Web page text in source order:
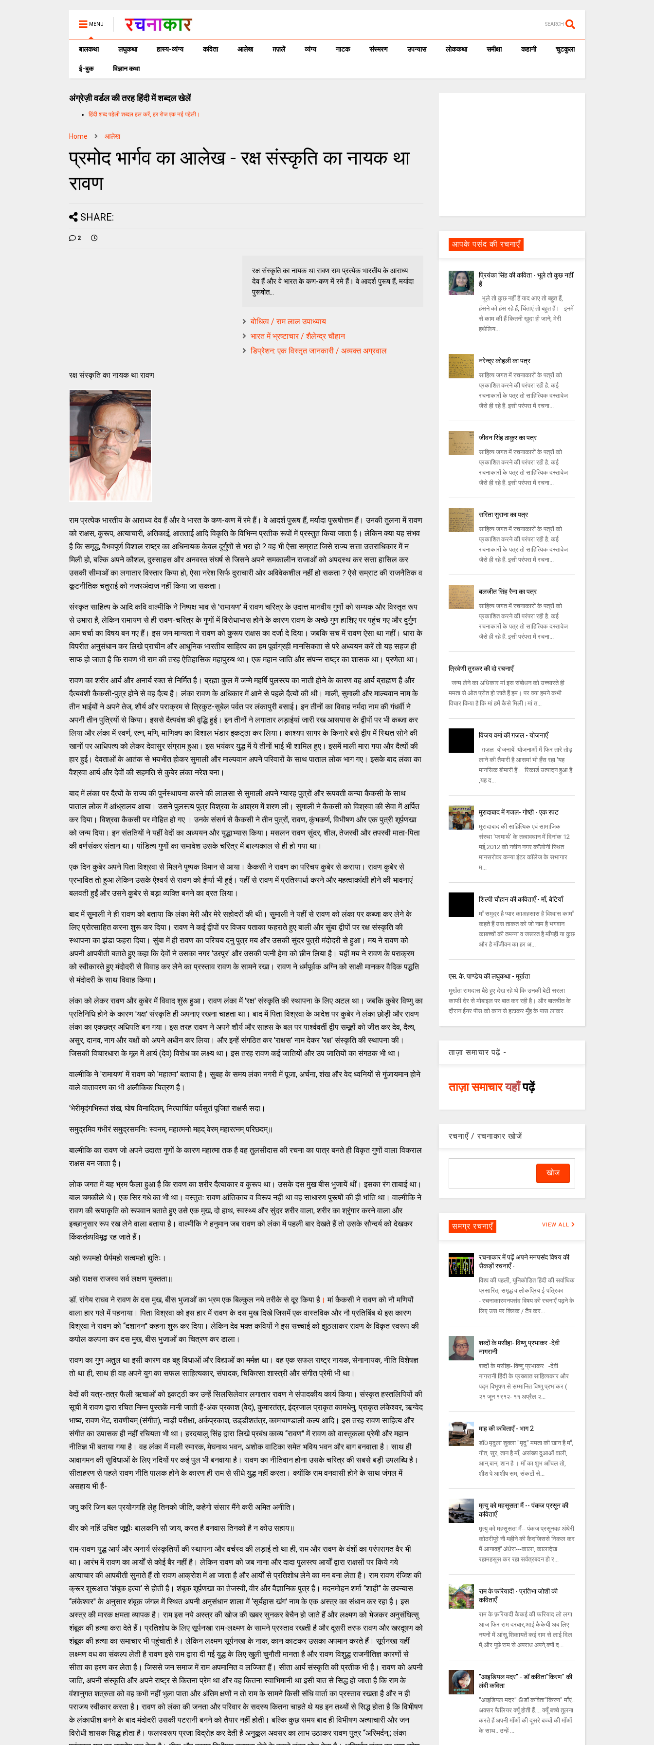
MENU SEARCH
बालकथा लघुकथा हास्य-व्यंग्य कविता आलेख ग़ज़लें व्यंग्य नाटक संस्मरण उपन्यास लोककथा समीक्षा कहानी चुटकुला
ई-बुक विज्ञान कथा
अंग्रेज़ी वर्डल की तरह हिंदी में शब्दल खेलें
हिंदी शब्द पहेली शब्दल हल करें, हर रोज एक नई पहेली।
Home आलेख
प्रमोद भार्गव का आलेख - रक्ष संस्‍कृति का नायक था
रावण
SHARE:
2
रक्ष संस्‍कृति का नायक था रावण राम प्रत्‍येक भारतीय के आराध्‍य
देव हैं और वे भारत के कण-कण में रमे हैं। वे आदर्श पुरूष हैं, मर्यादा
पुरूषोत...
बोधित्व / राम लाल उपाध्याय
भारत में भ्रष्टाचार / शैलेन्द्र चौहान
डिप्रेशन: एक विस्तृत जानकारी / अव्यक्त अग्रवाल
रक्ष संस्‍कृति का नायक था रावण
राम प्रत्‍येक भारतीय के आराध्‍य देव हैं और वे भारत के कण-कण में रमे हैं। वे आदर्श पुरूष हैं, मर्यादा पुरूषोत्तम हैं। उनकी तुलना में रावण
को राक्षस, कुरूप, अत्‍याचारी, अतिकाई, आतताई आदि विकृति के विभिन्‍न प्रतीक रूपों में प्रस्‍तुत किया जाता है। लेकिन क्‍या यह संभव
है कि समृद्ध, वैभवपूर्ण विशाल राष्‍ट्र का अधिनायक केवल दुर्गुणों से भरा हो ? वह भी ऐसा सम्राट जिसे राज्‍य सत्ता उत्तराधिकार में न
मिली हो, बल्‍कि अपने कौशल, दुस्‍साहस और अनवरत संघर्ष से जिसने अपने समकालीन राजाओं को अपदस्‍थ कर सत्ता हासिल कर
उसकी सीमाओं का लगातार विस्‍तार किया हो, ऐसा नरेश सिर्फ दुराचारी ओर अविवेकशील नहीं हो सकता ? ऐसे सम्राट की राजनैतिक व
कूटनीतिक चतुराई को नजरअंदाज नहीं किया जा सकता।
संस्‍कृत साहित्‍य के आदि कवि वाल्‍मीकि ने निष्‍पक्ष भाव से 'रामायण' में रावण चरित्र के उदात्त मानवीय गुणों को सम्‍यक और विस्‍तृत रूप
से उभारा है, लेकिन रामायण से ही रावण-चरित्र के गुणों में विरोधाभास होने के कारण रावण के अच्‍छे गुण हाशिए पर पहुंच गए और दुर्गुण
आम चर्चा का विषय बन गए हैं। इस जन मान्‍यता ने रावण को कुरूप राक्षस का दर्जा दे दिया। जबकि सच में रावण ऐसा था नहीं। धारा के
विपरीत अनुसंधान कर लिखे प्राचीन और आधुनिक भारतीय साहित्‍य का हम पूर्वाग्रही मानसिकता से परे अध्‍ययन करें तो यह सहज ही
साफ हो जाता है कि रावण भी राम की तरह ऐतिहासिक महापुरुष था। एक महान जाति और संपन्‍न राष्‍ट्र का शासक था। प्रणेता था।
रावण का शरीर आर्य और अनार्य रक्‍त से निर्मित है। ब्रह्मा कुल में जन्‍मे महर्षि पुलस्‍त्‍य का नाती होने के कारण वह आर्य ब्राह्मण है और
दैत्‍यवंशी कैकसी-पुत्र होने से वह दैत्‍य है। लंका रावण के अधिकार में आने से पहले दैत्‍यों की थी। माली, सुमाली और माल्‍यवान नाम के
तीन भाईयों ने अपने तेज, शौर्य और पराक्रम से त्रिकुट-सुबेल पर्वत पर लंकापुरी बसाई। इन तीनों का विवाह नर्मदा नाम की गंधर्वी ने
अपनी तीन पुत्रियों से किया। इससे दैत्‍यवंश की वृद्धि हुई। इन तीनों ने लगातार लड़ाईयां जारी रख आसपास के द्वीपों पर भी कब्‍जा कर
लिया और लंका में स्‍वर्ण, रत्‍न, मणि, माणिक्‍य का विशाल भंडार इकट्‌ठा कर लिया। काश्‍यप सागर के किनारे बसे द्वीप में स्‍थित सोने की
खानों पर आधिपत्‍य को लेकर देवासुर संग्राम हुआ। इस भयंकर युद्ध में ये तीनों भाई भी शामिल हुए। इसमें माली मारा गया और दैत्‍यों की
हार हुई। देवताओं के आतंक से भयभीत होकर सुमाली और माल्‍यवान अपने परिवारों के साथ पाताल लोक भाग गए। इसके बाद लंका का
वैश्रवा आर्य और देवों की सहमति से कुबेर लंका नरेश बना।
बाद में लंका पर दैत्‍यों के राज्‍य की पुर्नस्‍थापना करने की लालसा से सुमाली अपने ग्‍यारह पुत्रों और रूपवती कन्‍या कैकसी के साथ
पाताल लोक में आंध्रालय आया। उसने पुलस्‍त्‍य पुत्र विश्रवा के आश्रम में शरण ली। सुमाली ने कैकसी को विश्रवा की सेवा में अर्पित
कर दिया। विश्रवा कैकसी पर मोहित हो गए । उनके संसर्ग से कैकसी ने तीन पुत्रों, रावण, कुंभकर्ण, विभीषण और एक पुत्री शूर्पणखा
को जन्‍म दिया। इन संततियों ने यहीं वेदों का अध्‍ययन और युद्धाभ्‍यास किया। मसलन रावण सुंदर, शील, तेजस्‍वी और तपस्‍वी माता-पिता
की वर्णसंकर संतान था। पांडित्‍य गुणों का समावेश उसके चरित्र में बाल्‍यकाल से ही हो गया था।
एक दिन कुबेर अपने पिता विश्रवा से मिलने पुष्‍पक विमान से आया। कैकसी ने रावण का परिचय कुबेर से कराया। रावण कुबेर से
प्रभावित तो हुआ लेकिन उसके ऐश्‍वर्य से रावण को ईर्ष्‍या भी हुई। यहीं से रावण में प्रतिस्‍पर्धा करने और महत्‍वाकांक्षी होने की भावनाएं
बलवती हुईं और उसने कुबेर से बड़ा व्‍यक्‍ति बनने का व्रत लिया।
बाद में सुमाली ने ही रावण को बताया कि लंका मेरी और मेरे सहोदरों की थी। सुमाली ने यहीं से रावण को लंका पर कब्‍जा कर लेने के
लिए प्रोत्‍साहित करना शुरू कर दिया। रावण ने कई द्वीपों पर विजय पताका फहराते हुए बाली और सुंबा द्वीपों पर रक्ष संस्‍कृति की
स्‍थापना का झंडा फहरा दिया। सुंबा में ही रावण का परिचय दनु पुत्र मय और उसकी सुंदर पुत्री मंदोदरी से हुआ। मय ने रावण को
अपनी आपबीती बताते हुए कहा कि देवों ने उसका नगर 'उरपुर' और उसकी पत्‍नी हेमा को छीन लिया है। यहीं मय ने रावण के पराक्रम
को स्‍वीकारते हुए मंदोदरी से विवाह कर लेने का प्रस्‍ताव रावण के सामने रखा। रावण ने धर्मपूर्वक अग्‍नि को साक्षी मानकर वैदिक पद्धति
से मंदोदरी के साथ विवाह किया।
लंका को लेकर रावण और कुबेर में विवाद शुरू हुआ। रावण लंका में 'रक्ष' संस्‍कृति की स्‍थापना के लिए अटल था। जबकि कुबेर विष्‍णु का
प्रतिनिधि होने के कारण 'यक्ष' संस्‍कृति ही अपनाए रखना चाहता था। बाद में पिता विश्रवा के आदेश पर कुबेर ने लंका छोड़ी और रावण
लंका का एकछत्र अधिपति बन गया। इस तरह रावण ने अपने शौर्य और साहस के बल पर पार्श्‍ववर्ती द्वीप समूहों को जीत कर देव, दैत्‍य,
असुर, दानव, नाग और यक्षों को अपने अधीन कर लिया। और इन्‍हें संगठित कर 'राक्षस' नाम देकर 'रक्ष' संस्‍कृति की स्‍थापना की।
जिसकी विचारधारा के मूल में आर्य (देव) विरोध का लक्ष्‍य था। इस तरह रावण कई जातियों और उप जातियों का संगठक भी था।
वाल्‍मीकि ने 'रामायण' में रावण को 'महात्‍मा' बताया है। सुबह के समय लंका नगरी में पूजा, अर्चना, शंख और वेद ध्‍वनियों से गुंजायमान होने
वाले वातावरण का भी अलौकिक चित्रण है।
‘भेरीमृदंगभिरूतं शंख, घोष विनादितम्‌, नित्‍यार्चित पर्वसुतं पूजितं राक्षसै सदा।
समुद्रमिव गंभीरं समुद्रसमनिः स्‍वनम्‌, महात्‍मनो महद्‌ वेरम्‌ महारत्‍नम्‌ परिछदम्‌॥
बाल्‍मीकि का रावण जो अपने उदात्‍त गुणों के कारण महात्‍मा तक है वह तुलसीदास की रचना का पात्र बनते ही विकृत गुणों वाला विकराल
राक्षस बन जाता है।
लोक जगत में यह भ्रम फैला हुआ है कि रावण का शरीर दैत्‍याकार व कुरूप था। उसके दस मुख बीस भुजायें थीं। इसका रंग ताबाई था।
बाल चमकीले थे। एक सिर गधे का भी था। वस्‍तुतः रावण आंतिकाय व विरूप नहीं था वह साधारण पुरूषों की ही भांति था। वाल्‍मीकि ने
रावण की रूपाकृति को रूपवान बताते हुए उसे एक मुख, दो हाथ, स्‍वस्‍थ्‍य और सुंदर शरीर वाला, शरीर का श्रृंगार करने वाला और
इच्‍छानुसार रूप रख लेने वाला बताया है। वाल्‍मीकि ने हनुमान जब रावण को लंका में पहली बार देखते हैं तो उसके सौन्‍दर्य को देखकर
किंकर्तव्‍यविमूढ़ रह जाते हैं।
अहो रूपमहो धैर्यमहो सत्‍वमहो द्युतिः।
अहो राक्षस राजस्‍व सर्व लक्षण युक्‍तता॥
डॉ. रांगेय राघव ने रावण के दस मुख, बीस भुजाओं का भ्रम एक बिल्‍कुल नये तरीके से दूर किया है । मां कैकसी ने रावण को नौ मणियों
वाला हार गले में पहनाया। पिता विश्रवा को इस हार में रावण के दस मुख दिखे जिसमें एक वास्‍तविक और नौ प्रतिबिंब थे इस कारण
विश्रवा ने रावण को ‘‘दशानन'' कहना शुरू कर दिया। लेकिन देव भक्‍त कवियों ने इस सच्‍चाई को झुठलाकर रावण के विकृत स्‍वरूप की
कपोल कल्‍पना कर दस मुख, बीस भुजाओं का चित्रण कर डाला।
रावण का गुण अतुल था इसी कारण वह बहु विधाओं और विद्याओं का मर्मज्ञ था। वह एक सफल राष्‍ट्र नायक, सेनानायक, नीति विशेषज्ञ
तो था ही, साथ ही वह अपने युग का सफल साहित्‍यकार, संपादक, चिकित्‍सा शास्‍त्री और संगीत प्रेमी भी था।
वेदों की यत्र-तत्र फैली ऋचाओं को इकट्‌ठी कर उन्‍हें सिलसिलेवार लगातार रावण ने संपादकीय कार्य किया। संस्‍कृत हस्‍तलिपियों की
सूची में रावण द्वारा रचित निम्‍न पुस्‍तकें मानी जाती हैं-अंक प्रकाश (वेद), कुमारतंत्र, इंद्रजाल प्राकृत कामधेनु, प्राकृत लंकेश्‍वर, ऋग्‍वेद
भाष्‍य, रावण भेंट, रावणीयम्‌ (संगीत), नाड़ी परीक्षा, अर्कप्रकाश, उड्‌डीशतंत्र, कामचाण्‍डाली कल्‍प आदि। इस तरह रावण साहित्‍य और
संगीत का उपासक ही नहीं रचियता भी था। हरदयालु सिंह द्वारा लिखे प्रबंध काव्‍य ‘‘रावण'' में रावण को वास्‍तुकला प्रेमी और महान
नीतिज्ञ भी बताया गया है। वह लंका में माली स्‍मारक, मेघनाथ भवन, अशोक वाटिका समेत भविय भवन और बाग बनवाता है। साथ ही
आवागमन की सुविधाओं के लिए नदियों पर कई पुल भी बनवाया है। रावण का नीतिवान होना उसके चरित्र की सबसे बड़ी उपलब्‍धि है।
सीताहरण से पहले रावण नीति पालक होने के कारण ही राम से सीधे युद्ध नहीं करता। क्‍योंकि राम वनवासी होने के साथ जंगल में
असहाय भी हैं-
जपु करि जिन बल प्रयोगगहि लेहु तिनको जीति, कहेगो संसार मैंने करी अमित अनीति।
वीर को नहिं उचित जूझैः बालकनि सौ जाय, करत है वनवास तिनको है न कोउ सहाय॥
राम-रावण युद्ध आर्य और अनार्य संस्‍कृतियों की स्‍थापना और वर्चस्‍व की लड़ाई तो था ही, राम और रावण के वंशों का परंपरागत वैर भी
था। आरंभ में रावण का आर्यों से कोई बैर नहीं है। लेकिन रावण को जब नाना और दादा पुलस्‍त्‍य आर्यों द्वारा राक्षसों पर किये गये
अत्‍याचार की आपबीती सुनाते हैं तो रावण आक्रोश में आ जाता है और आर्यों से प्रतिशोध लेने का मन बना लेता है। राम रावण रंजिश की
क्रूर शुरूआत ‘शंबूक हत्‍या' से होती है। शंबूक शूर्पणखा का तेजस्‍वी, वीर और वैज्ञानिक पुत्र है। मदनमोहन शर्मा ‘‘शाही'' के उपन्‍यास
‘‘लंकेश्‍वर'' के अनुसार शंबूक जंगल में स्‍थित अपनी अनुसंधान शाला में ‘सूर्यहास खंग' नाम के एक अस्‍त्र का संधान कर रहा है। इस
अस्‍त्र की मारक क्षमता व्‍यापक है। राम इस नये अस्‍त्र की खोज की खबर सुनकर बेचैन हो जाते हैं और लक्ष्‍मण को भेजकर अनुसंधित्‍सु
शंबूक की हत्‍या करा देते हैं। प्रतिशोध के लिए सूर्पनखा राम-लक्ष्‍मण के सामने प्रस्‍ताव रखती है और दूसरी तरफ रावण और खरदूषण को
शंबूक की हत्‍या का समाचार भी पहुंचाती है। लेकिन लक्ष्‍मण सूर्पनखा के नाक, कान काटकर उसका अपमान करते हैं। सूर्पनखा यहीं
लक्ष्‍मण वध का संकल्‍प लेती है रावण इसे राम द्वारा दी गई युद्ध के लिए खुली चुनौती मानता है और रावण विशुद्ध राजनीतिज्ञ कारणों से
सीता का हरण कर लेता है। जिससे जन समाज में राम अपमानित व लज्‍जित हैं। सीता आर्य संस्‍कृति की प्रतीक भी है। रावण को अपनी
जाति, अपनी संस्‍कृति और अपने राष्‍ट्र से कितना प्रेम था और वह कितना स्‍वाभिमानी था इसी बात से सिद्ध हो जाता है कि राम के
वंशानुगत शत्रुता को वह कभी नहीं भुला पाता और अंतिम क्षणों न तो राम के सामने किसी संधि वार्ता का प्रस्‍ताव रखता है और न ही
पराजय स्‍वीकार करता है। रावण को लंका की जनता और परिवार के सदस्‍य कितना चाहते थे यह इन तथ्‍यों से सिद्ध होता है कि विभीषण
के लंकाधीश बनने के बाद मंदोदरी उसकी पटरानी बनने को तैयार नहीं होती। बल्‍कि कुछ समय बाद ही विभीषण अत्‍याचारी और जन
विरोधी शासक सिद्ध होता है। फलस्‍वरूप प्रजा विद्रोह कर देती है अनुकूल अवसर का लाभ उठाकर रावण पुत्र ‘‘अरिमर्दन;; लंका
आपके पसंद की रचनाएँ
प्रियंका सिंह की कविता - भूले तो कुछ नहीं
हैं
भूले तो कुछ नहीं हैं याद आए तो बहुत हैं,
हंसने को हंस रहे हैं, चिंताएं तो बहुत हैं। इनमें
से काम की हैं कितनी खुदा ही जाने, मेरी
हथेलिय...
नरेन्द्र कोहली का पत्र
साहित्य जगत में रचनाकारों के पत्रों को
प्रकाशित करने की परंपरा रही है. कई
रचनाकारों के पत्र तो साहित्यिक दस्तावेज
जैसे ही रहे हैं. इसी परंपरा में रचना...
जीवन सिंह ठाकुर का पत्र
साहित्य जगत में रचनाकारों के पत्रों को
प्रकाशित करने की परंपरा रही है. कई
रचनाकारों के पत्र तो साहित्यिक दस्तावेज
जैसे ही रहे हैं. इसी परंपरा में रचना...
सरिता सुराना का पत्र
साहित्य जगत में रचनाकारों के पत्रों को
प्रकाशित करने की परंपरा रही है. कई
रचनाकारों के पत्र तो साहित्यिक दस्तावेज
जैसे ही रहे हैं. इसी परंपरा में रचना...
बलजीत सिंह रैना का पत्र
साहित्य जगत में रचनाकारों के पत्रों को
प्रकाशित करने की परंपरा रही है. कई
रचनाकारों के पत्र तो साहित्यिक दस्तावेज
जैसे ही रहे हैं. इसी परंपरा में रचना...
त्रिवेणी तुरकर की दो रचनाएँ
जन्‍म लेने का अधिकार मां इस संबोधन को उच्‍चारते ही
ममता से ओत प्रोत हो जाते हैं हम। पर क्‍या हमने कभी
विचार किया है कि मां हमें कैसे मिली।मां त...
विजय वर्मा की ग़ज़ल - योजनाएँ
ग़ज़ल योजनायें योजनाओं में फिर तारे तोड़
लाने की तैयारी है आसमां भी हँस रहा 'यह
मानसिक बीमारी है'. रिकार्ड उत्पादन हुआ है
,यह द...
मुरादाबाद में गजल- गोष्ठी - एक रपट
मुरादाबाद की साहित्यिक एवं सामाजिक
संस्था ‘परमार्थ’ के तत्वावधान में दिनांक 12
मई,2012 को नवीन नगर कॉलोनी स्थित
मानसरोवर कन्या इंटर कॉलेज के सभागार
म...
शिल्पी चौहान की कविताएँ - माँ, बेटियाँ
माँ समुद्र है प्‍यार काअहसास है विश्वास कामाँ
कहते हैं उस ताकत को जो नाम है भगवान
काबच्‍चों की तमन्‍ना व जरूरत है माँयही या कुछ
और है माँजीवन का हर अ...
एस. के. पाण्डेय की लघुकथा - मूर्खता
मूर्खता रामदास बैठे हुए देख रहे थे कि उनकी बेटी सरला
काफी देर से मोबाइल पर बात कर रही है। और बातचीत के
दौरान ईयर पीस को कान से हटाकर मुँह के पास लाकर...
ताज़ा समाचार पढ़ें -
ताज़ा समाचारयहाँपढ़ें
रचनाएँ / रचनाकार खोजें
समग्र रचनाएँ VIEW ALL
रचनाकार में पढ़ें अपने मनपसंद विषय की
सैकड़ों रचनाएँ -
विश्व की पहली, यूनिकोडित हिंदी की सर्वाधिक
प्रसारित, समृद्ध व लोकप्रिय ई-पत्रिका
- रचनाकारमनपसंद विषय की रचनाएँ पढ़ने के
लिए उस पर क्लिक / टैप कर...
शब्दों के मसीहा- विष्णु प्रभाकर -देवी
नागरानी
शब्दों के मसीहा- विष्णु प्रभाकर -देवी
नागरानी हिंदी के प्रख्यात साहित्यकार और
पद्म विभूषण से सम्मानित विष्णु प्रभाकर (
२१ जून १९१२- ११ अप्रैल २...
माह की कविताएँ - भाग 2
डॉ0 मृदुला शुक्ला "मृदु" ममता की खान है माँ,
गीत, सुर, तान है माँ, असंख्य दुआओं वाली,
आन,बान, शान है । माँ का शुभ आँचल तो,
शीश पे आशीष सम, संकटों से...
मृत्यु को महसूसता मैं -- पंकज प्रसून की
कविताएँ
मृत्यु को महसूसता मैं-- पंकज प्रसूनवह अंधेरी
कोठरीपूरे नौ महीने की कैदजिससे निकल कर
मैं आयावहीं अंधेरा---काला, कालादेख
रहामहसूस कर रहा सर्वत्रबदन हो र...
राम के फरियादी - प्रतिभा जोशी की
कविताएँ
राम के फ़रियादी कैकई की फरियाद लो लगा
आज फिर राम दरबार,आई कैकेयी अब लिए
नयनों में आंसू,शिकायतें कई राम से लाई दिल
में,और पूछे राम से अपराध अपने,क्यों द...
"आइडियल मदर" - डॉ कविता"किरण" की
लंबी कविता
"आइडियल मदर" ©डॉ कविता"किरण" माँएं..
अक्सर फैलियर क्यूँ होती हैं.... क्यूँ बच्चे तुलना
करते हैं अपनी माँओं की दूसरे बच्चों की माँओं
के साथ.. उन्हें ...